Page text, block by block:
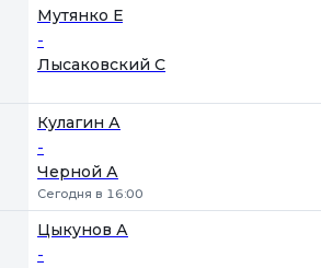
Мутянко Е
-
Лысаковский С
Кулагин А
-
Черной А
Сегодня в 16:00
Цыкунов А
-